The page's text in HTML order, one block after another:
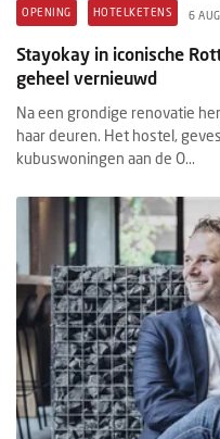
OPENING HOTELKETENS 6
Stayokay in iconische
geheel vernieuwd
Na een grondige renovatie
haar deuren. Het hostel,
kubuswoningen aan de O...